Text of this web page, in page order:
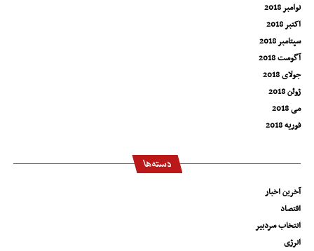
نوامبر 2018
اکتبر 2018
سپتامبر 2018
آگوست 2018
جولای 2018
ژوئن 2018
می 2018
فوریه 2018
دسته‌ها
آخرین اخبار
اقتصاد
انتخاب سردبیر
انرژی